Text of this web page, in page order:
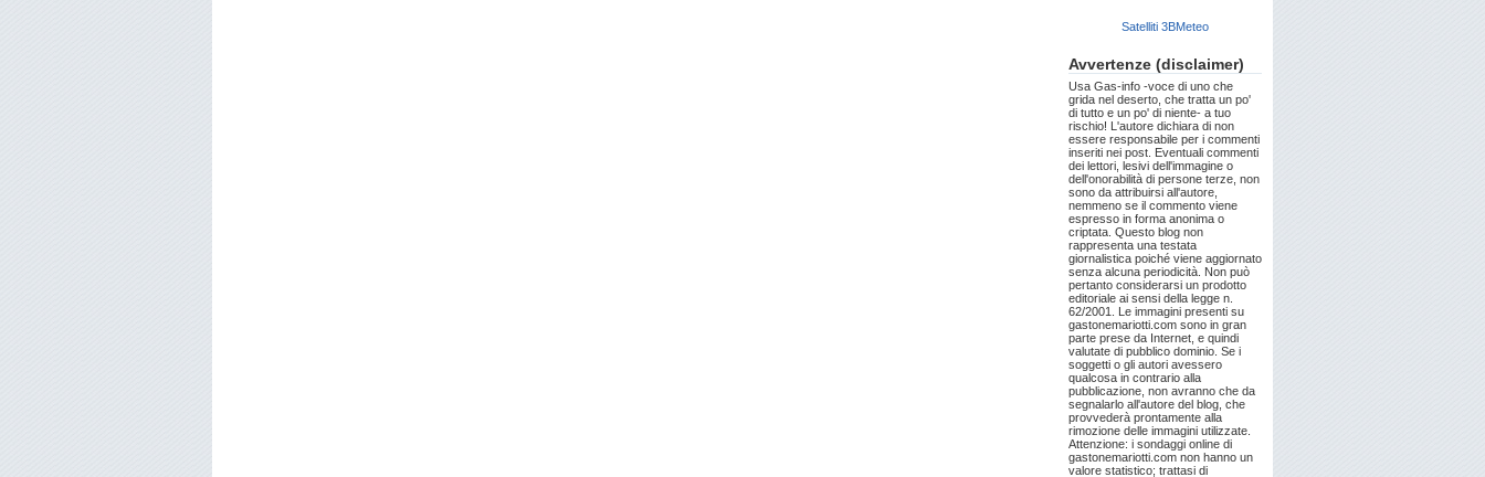
Satelliti 3BMeteo
Avvertenze (disclaimer)
Usa Gas-info -voce di uno che
grida nel deserto, che tratta un po'
di tutto e un po' di niente- a tuo
rischio! L'autore dichiara di non
essere responsabile per i commenti
inseriti nei post. Eventuali commenti
dei lettori, lesivi dell'immagine o
dell'onorabilità di persone terze, non
sono da attribuirsi all'autore,
nemmeno se il commento viene
espresso in forma anonima o
criptata. Questo blog non
rappresenta una testata
giornalistica poiché viene aggiornato
senza alcuna periodicità. Non può
pertanto considerarsi un prodotto
editoriale ai sensi della legge n.
62/2001. Le immagini presenti su
gastonemariotti.com sono in gran
parte prese da Internet, e quindi
valutate di pubblico dominio. Se i
soggetti o gli autori avessero
qualcosa in contrario alla
pubblicazione, non avranno che da
segnalarlo all'autore del blog, che
provvederà prontamente alla
rimozione delle immagini utilizzate.
Attenzione: i sondaggi online di
gastonemariotti.com non hanno un
valore statistico; trattasi di